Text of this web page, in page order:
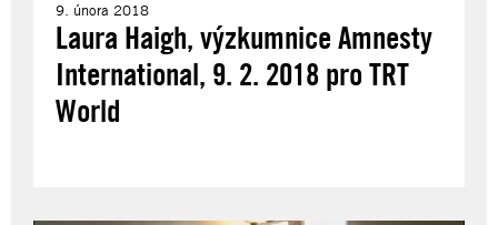
9. února 2018
Laura Haigh, výzkumnice Amnesty
International, 9. 2. 2018 pro TRT
World